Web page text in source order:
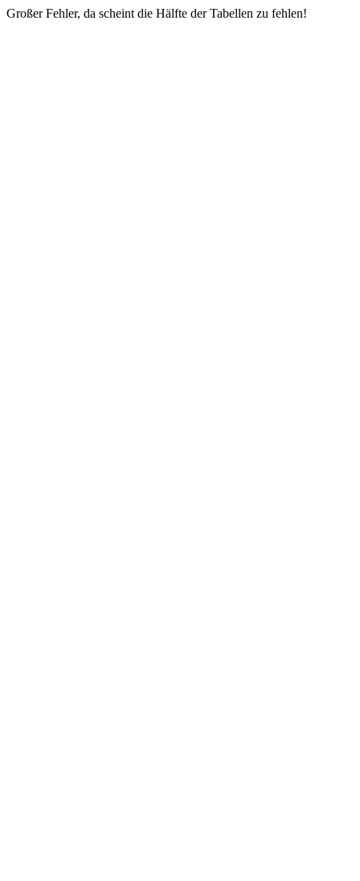
Großer Fehler, da scheint die Hälfte der Tabellen zu fehlen!